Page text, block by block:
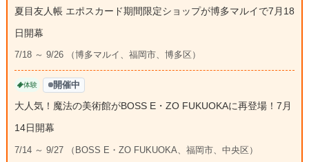
夏目友人帳 エポスカード期間限定ショップが博多マルイで7月18
日開幕
7/18 ～ 9/26 （博多マルイ、福岡市、博多区）
体験 開催中
大人気！魔法の美術館がBOSS E・ZO FUKUOKAに再登場！7月
14日開幕
7/14 ～ 9/27 （BOSS E・ZO FUKUOKA、福岡市、中央区）